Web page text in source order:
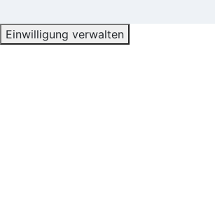
Einwilligung verwalten